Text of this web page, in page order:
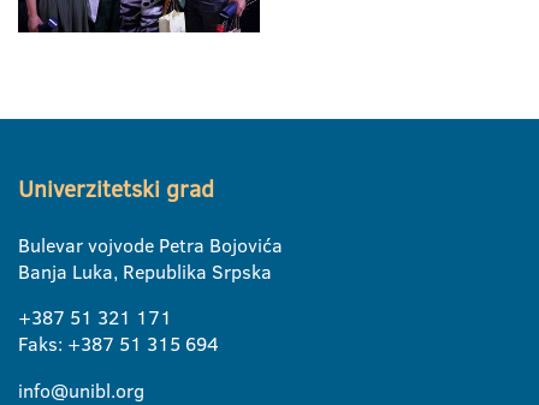
Univerzitetski grad
Bulevar vojvode Petra Bojovića
Banja Luka, Republika Srpska
+387 51 321 171
Faks: +387 51 315 694
info@unibl.org